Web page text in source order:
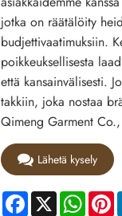
jotka on räätälöity
budjettivaatimuksiin.
poikkeuksellisesta
että kansainvälisesti.
takkiin, joka nostaa
Qimeng Garment
Lähetä kysely
Facebook
X